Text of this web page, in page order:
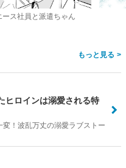
ース社員と派遣ちゃん
>
ヒロインは溺愛される特
変！波乱万丈の溺愛ラブストー